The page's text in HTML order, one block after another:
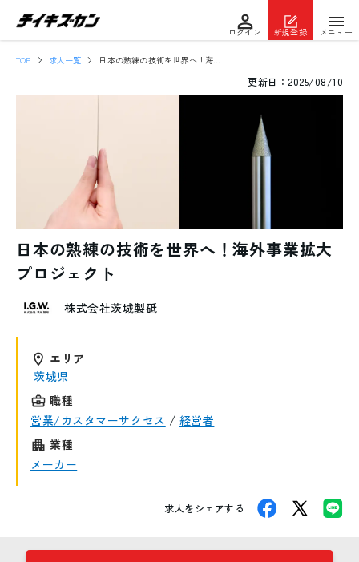
ログイン 新規登録 メニュー
TOP 求人一覧 日本の熟練の技術を世界へ！海外事業拡大プロジェクト
更新日： 2025/08/10
日本の熟練の技術を世界へ！海外事業拡大
プロジェクト
株式会社茨城製砥
エリア
茨城県
職種
営業/カスタマーサクセス / 経営者
業種
メーカー
求人をシェアする